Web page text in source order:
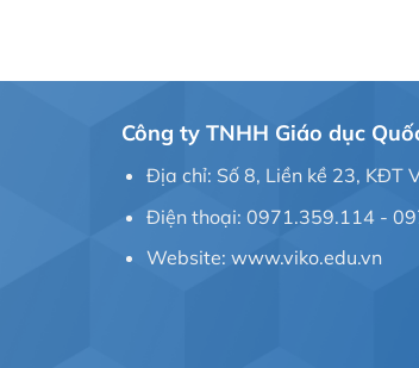
Công ty TNHH Giáo dục
Địa chỉ: Số 8, Liền kề 23, KĐT
Điện thoại: 0971.359.114 -
Website: www.viko.edu.vn